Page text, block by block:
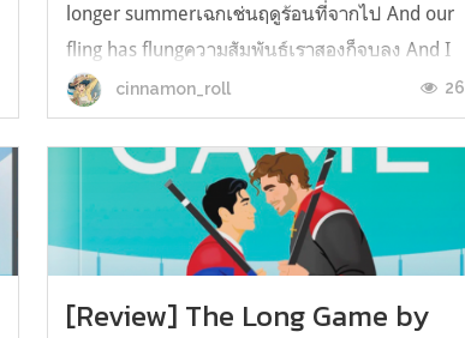
longer summerเฉกเช่นฤดูร้อนที่จากไป And our
fling has flungความสัมพันธ์เราสองก็จบลง And I
still spin your recordsแต่ฉันยังเล่นเพลงโปรดของ
คุณบนแผ่นเสียงไวนิล And You still feel like
homeในใจฉัน ตัวตนคุณก็ยังอบอ...
cinnamon_roll 26
[Review] The Long Game by